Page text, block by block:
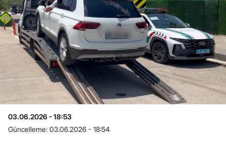
03.06.2026 - 18:53
Güncelleme: 03.06.2026 - 18:54